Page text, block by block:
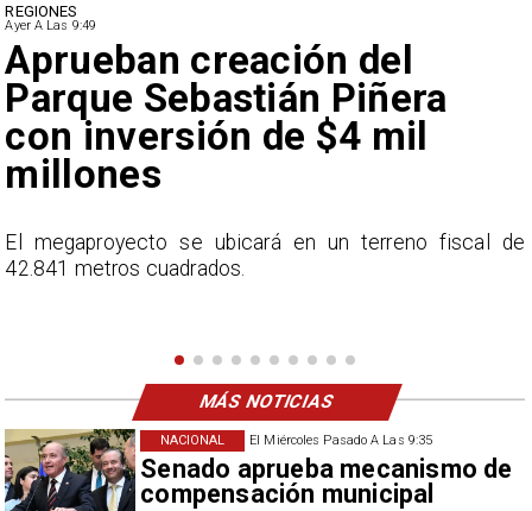
El Miércoles Pasado A Las 9:35
Senado aprueba mecanismo de
compensación municipal
NACIONAL
DEPORTES
Ayer A Las 9:49
Claudio Bravo baja la
euforia sobre fichaje de
Vozinha
En el programa ESPN F90 Chile, Claudio Bravo ofrece
una visión más moderada sobre las expectativas del
MÁS NOTICIAS